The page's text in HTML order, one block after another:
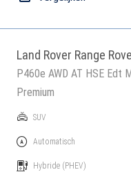
Land Rover Range
P460e AWD AT HSE Edt
Premium
SUV
Automatisch
Hybride (PHEV)